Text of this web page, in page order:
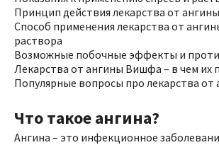
Принцип действия лекарства от ангины
Способ применения лекарства от
раствора
Возможные побочные эффекты и
Лекарства от ангины Вишфа – в чем их
Популярные вопросы про лекарства от
Что такое ангина?
Ангина – это инфекционное